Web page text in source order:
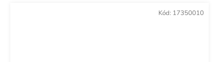
Kód: 17350010